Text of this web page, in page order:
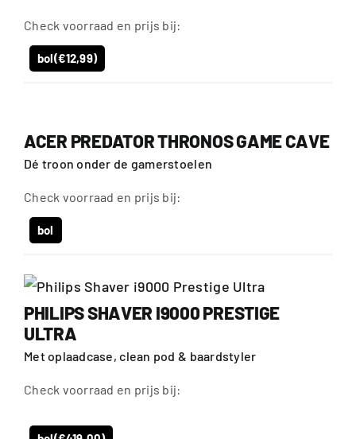
Check voorraad en prijs bij:
bol(€12,99)
ACER PREDATOR THRONOS GAME CAVE
Dé troon onder de gamerstoelen
Check voorraad en prijs bij:
bol
PHILIPS SHAVER I9000 PRESTIGE
ULTRA
Met oplaadcase, clean pod & baardstyler
Check voorraad en prijs bij: